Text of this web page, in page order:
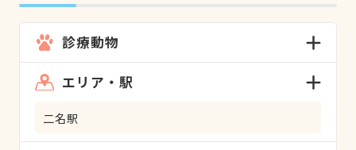
診療動物
エリア・駅
二名駅